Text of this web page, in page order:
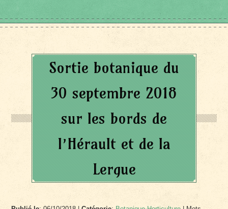
Sortie botanique du
30 septembre 2018
sur les bords de
l’Hérault et de la
Lergue